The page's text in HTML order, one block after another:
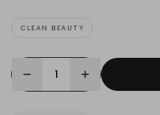
CLEAN BEAUTY
1